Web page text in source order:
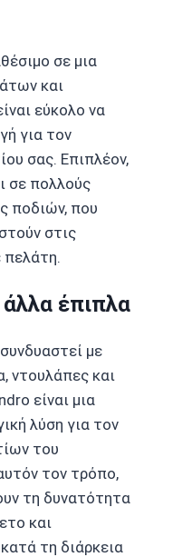
σε μια
και
εύκολο να
για τον
σας. Επιπλέον,
σε πολλούς
ποδιών, που
στις
πελάτη.
έπιπλα
με
, ντουλάπες και
είναι μια
λύση για τον
του
τον τρόπο,
τη δυνατότητα
και
τη διάρκεια